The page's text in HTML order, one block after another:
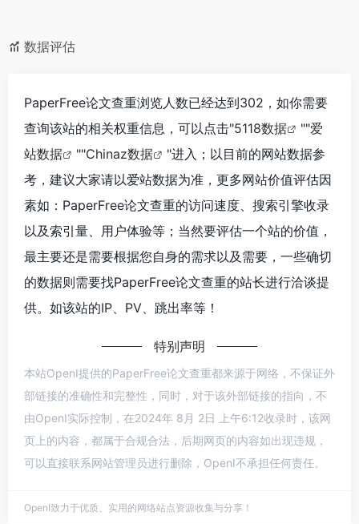
数据评估
PaperFree论文查重浏览人数已经达到302，如你需要
查询该站的相关权重信息，可以点击"5118数据 ""爱
站数据
""Chinaz数据
"进入；以目前的网站数据参
考，建议大家请以爱站数据为准，更多网站价值评估因
素如：PaperFree论文查重的访问速度、搜索引擎收录
以及索引量、用户体验等；当然要评估一个站的价值，
最主要还是需要根据您自身的需求以及需要，一些确切
的数据则需要找PaperFree论文查重的站长进行洽谈提
供。如该站的IP、PV、跳出率等！
特别声明
本站OpenI提供的PaperFree论文查重都来源于网络，不保证外
部链接的准确性和完整性，同时，对于该外部链接的指向，不
由OpenI实际控制，在2024年 8月 2日 上午6:12收录时，该网
页上的内容，都属于合规合法，后期网页的内容如出现违规，
可以直接联系网站管理员进行删除，OpenI不承担任何责任。
OpenI致力于优质、实用的网络站点资源收集与分享！